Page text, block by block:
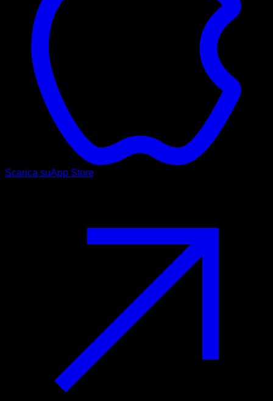
Scarica suApp Store